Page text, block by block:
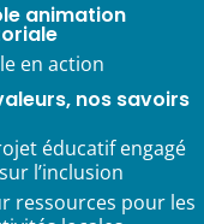
animation
en action
nos savoirs
éducatif engagé
l’inclusion
ressources pour les